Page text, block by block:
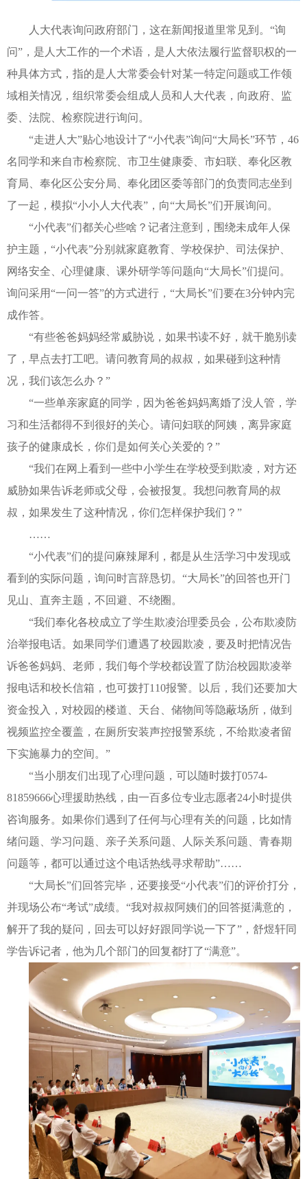
人大代表询问政府部门，这在新闻报道里常见到。“询
问”，是人大工作的一个术语，是人大依法履行监督职权的一
种具体方式，指的是人大常委会针对某一特定问题或工作领
域相关情况，组织常委会组成人员和人大代表，向政府、监
委、法院、检察院进行询问。
“走进人大”贴心地设计了“小代表”询问“大局长”环节，46
名同学和来自市检察院、市卫生健康委、市妇联、奉化区教
育局、奉化区公安分局、奉化团区委等部门的负责同志坐到
了一起，模拟“小小人大代表”，向“大局长”们开展询问。
“小代表”们都关心些啥？记者注意到，围绕未成年人保
护主题，“小代表”分别就家庭教育、学校保护、司法保护、
网络安全、心理健康、课外研学等问题向“大局长”们提问。
询问采用“一问一答”的方式进行，“大局长”们要在3分钟内完
成作答。
“有些爸爸妈妈经常威胁说，如果书读不好，就干脆别读
了，早点去打工吧。请问教育局的叔叔，如果碰到这种情
况，我们该怎么办？”
“一些单亲家庭的同学，因为爸爸妈妈离婚了没人管，学
习和生活都得不到很好的关心。请问妇联的阿姨，离异家庭
孩子的健康成长，你们是如何关心关爱的？”
“我们在网上看到一些中小学生在学校受到欺凌，对方还
威胁如果告诉老师或父母，会被报复。我想问教育局的叔
叔，如果发生了这种情况，你们怎样保护我们？”
……
“小代表”们的提问麻辣犀利，都是从生活学习中发现或
看到的实际问题，询问时言辞恳切。“大局长”的回答也开门
见山、直奔主题，不回避、不绕圈。
“我们奉化各校成立了学生欺凌治理委员会，公布欺凌防
治举报电话。如果同学们遭遇了校园欺凌，要及时把情况告
诉爸爸妈妈、老师，我们每个学校都设置了防治校园欺凌举
报电话和校长信箱，也可拨打110报警。以后，我们还要加大
资金投入，对校园的楼道、天台、储物间等隐蔽场所，做到
视频监控全覆盖，在厕所安装声控报警系统，不给欺凌者留
下实施暴力的空间。”
“当小朋友们出现了心理问题，可以随时拨打0574-
81859666心理援助热线，由一百多位专业志愿者24小时提供
咨询服务。如果你们遇到了任何与心理有关的问题，比如情
绪问题、学习问题、亲子关系问题、人际关系问题、青春期
问题等，都可以通过这个电话热线寻求帮助”……
“大局长”们回答完毕，还要接受“小代表”们的评价打分，
并现场公布“考试”成绩。“我对叔叔阿姨们的回答挺满意的，
解开了我的疑问，回去可以好好跟同学说一下了”，舒煜轩同
学告诉记者，他为几个部门的回复都打了“满意”。